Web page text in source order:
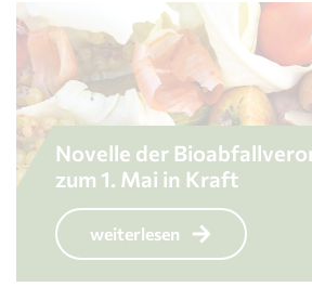
Novelle der
zum 1. Mai in Kraft
weiterlesen